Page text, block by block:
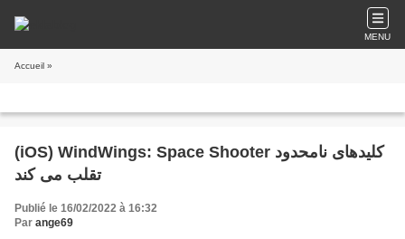
MENU
Accueil »
(iOS) WindWings: Space Shooter کلیدهای نامحدود
تقلب می کند
Publié le 16/02/2022 à 16:32
Par ange69